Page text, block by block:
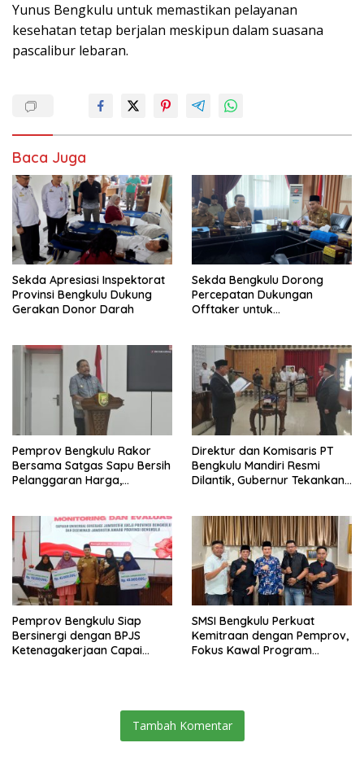
Yunus Bengkulu untuk memastikan pelayanan
kesehatan tetap berjalan meskipun dalam suasana
pascalibur lebaran.
Baca Juga
Sekda Apresiasi Inspektorat
Provinsi Bengkulu Dukung
Gerakan Donor Darah
Sekda Bengkulu Dorong
Percepatan Dukungan
Offtaker untuk
Pemprov Bengkulu Rakor
Bersama Satgas Sapu Bersih
Pelanggaran Harga,
Masih Jadi Sorotan
Direktur dan Komisaris PT
Bengkulu Mandiri Resmi
Dilantik, Gubernur Tekankan
Pemprov Bengkulu Siap
Bersinergi dengan BPJS
Ketenagakerjaan Capai
SMSI Bengkulu Perkuat
Kemitraan dengan Pemprov,
Fokus Kawal Program
Tambah Komentar